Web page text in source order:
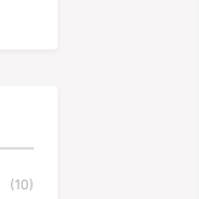
(10)